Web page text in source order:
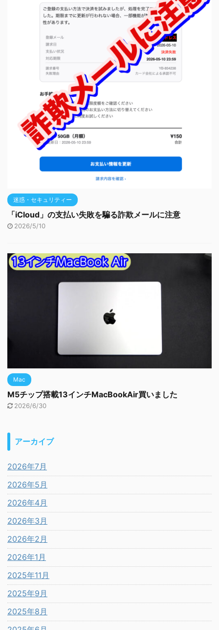
迷惑・セキュリティー
「iCloud」の支払い失敗を騙る詐欺メールに注意
2026/5/10
Mac
M5チップ搭載13インチMacBookAir買いました
2026/6/30
アーカイブ
2026年7月
2026年5月
2026年4月
2026年3月
2026年2月
2026年1月
2025年11月
2025年9月
2025年8月